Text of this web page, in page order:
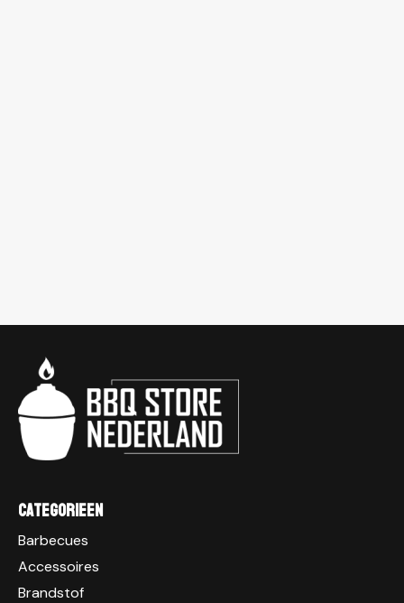
Categorieen
Barbecues
Accessoires
Brandstof